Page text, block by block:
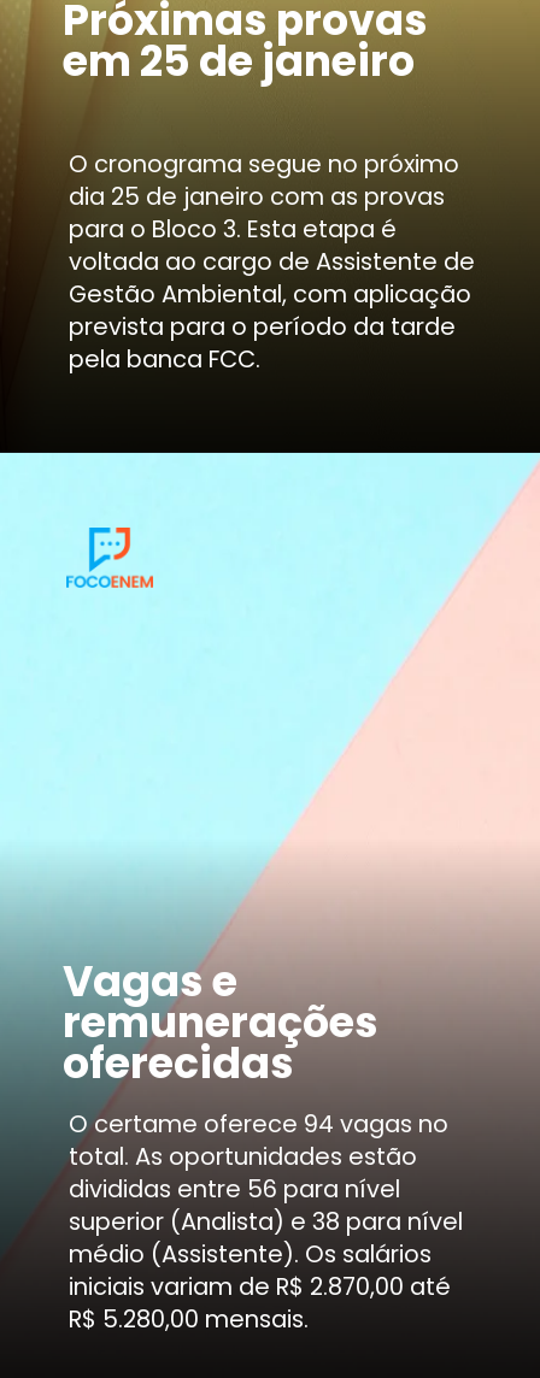
O cronograma segue no próximo
dia 25 de janeiro com as provas
para o Bloco 3. Esta etapa é
voltada ao cargo de Assistente de
Gestão Ambiental, com aplicação
prevista para o período da tarde
pela banca FCC.
Próximas provas
em 25 de janeiro
O certame oferece 94 vagas no
total. As oportunidades estão
divididas entre 56 para nível
superior (Analista) e 38 para nível
médio (Assistente). Os salários
iniciais variam de R$ 2.870,00 até
R$ 5.280,00 mensais.
Vagas e
remunerações
oferecidas